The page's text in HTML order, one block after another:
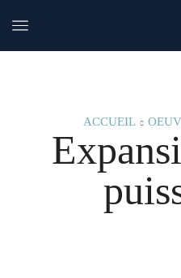
ACCUEIL